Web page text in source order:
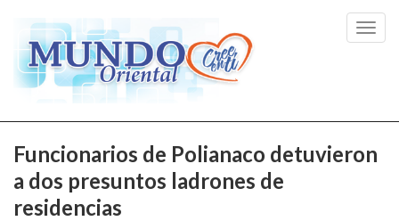
Funcionarios de Polianaco detuvieron
a dos presuntos ladrones de
residencias